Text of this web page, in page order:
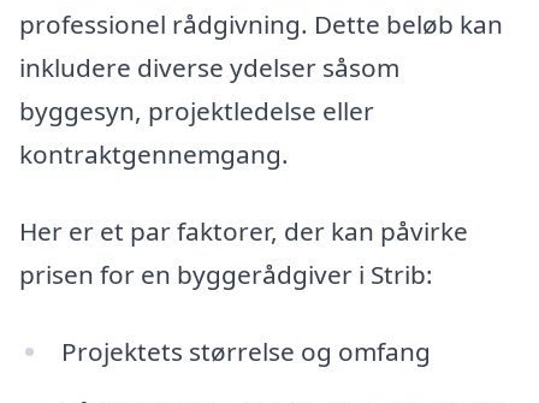
professionel rådgivning. Dette beløb kan
inkludere diverse ydelser såsom
byggesyn, projektledelse eller
kontraktgennemgang.
Her er et par faktorer, der kan påvirke
prisen for en byggerådgiver i Strib:
Projektets størrelse og omfang